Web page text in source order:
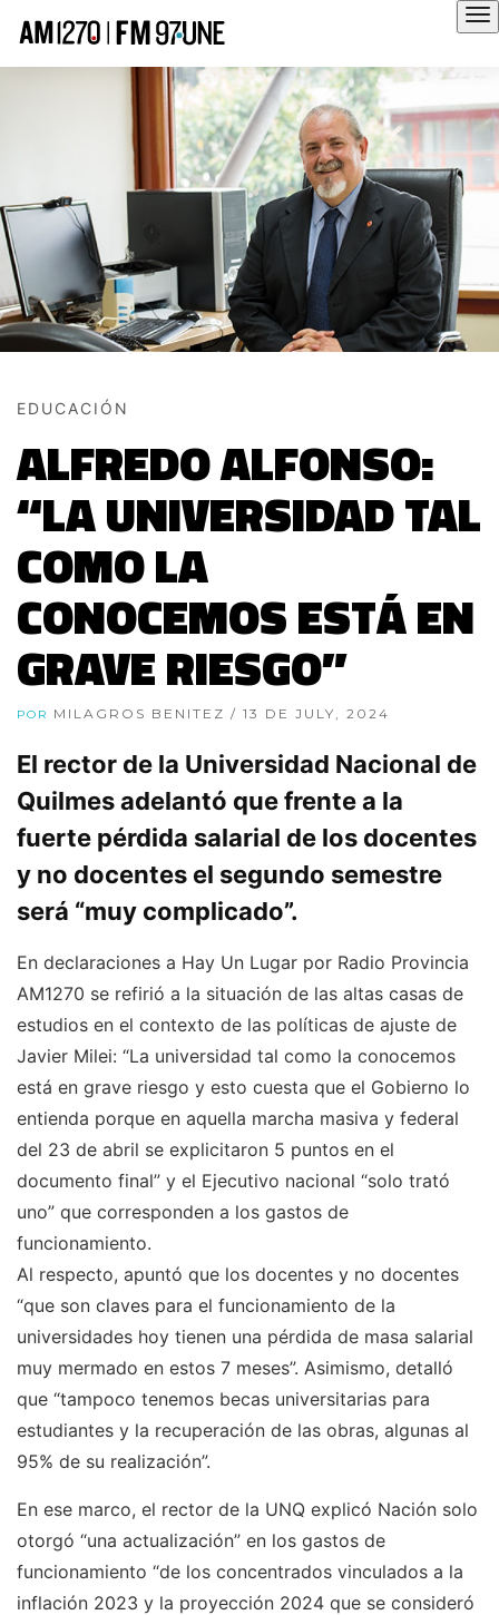
EDUCACIÓN
ALFREDO ALFONSO:
“LA UNIVERSIDAD TAL
COMO LA
CONOCEMOS ESTÁ EN
GRAVE RIESGO”
POR MILAGROS BENITEZ / 13 DE JULY, 2024
El rector de la Universidad Nacional de
Quilmes adelantó que frente a la
fuerte pérdida salarial de los docentes
y no docentes el segundo semestre
será “muy complicado”.
En declaraciones a Hay Un Lugar por Radio Provincia
AM1270 se refirió a la situación de las altas casas de
estudios en el contexto de las políticas de ajuste de
Javier Milei: “La universidad tal como la conocemos
está en grave riesgo y esto cuesta que el Gobierno lo
entienda porque en aquella marcha masiva y federal
del 23 de abril se explicitaron 5 puntos en el
documento final” y el Ejecutivo nacional “solo trató
uno” que corresponden a los gastos de
funcionamiento.
Al respecto, apuntó que los docentes y no docentes
“que son claves para el funcionamiento de la
universidades hoy tienen una pérdida de masa salarial
muy mermado en estos 7 meses”. Asimismo, detalló
que “tampoco tenemos becas universitarias para
estudiantes y la recuperación de las obras, algunas al
95% de su realización”.
En ese marco, el rector de la UNQ explicó Nación solo
otorgó “una actualización” en los gastos de
funcionamiento “de los concentrados vinculados a la
inflación 2023 y la proyección 2024 que se consideró